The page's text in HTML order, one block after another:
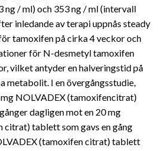
ng / ml) och 353 ng / ml (intervall
inledande av terapi uppnås steady
tamoxifen på cirka 4 veckor och
för N-desmetyl tamoxifen
vilket antyder en halveringstid på
metabolit. I en övergångsstudie,
NOLVADEX (tamoxifencitrat)
dagligen mot en 20 mg
citrat) tablett som gavs en gång
(tamoxifen citrat) tablett